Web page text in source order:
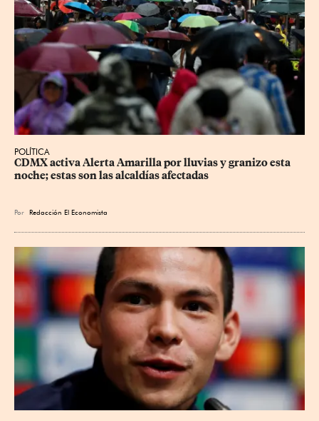
POLÍTICA
CDMX activa Alerta Amarilla por lluvias y granizo esta
noche; estas son las alcaldías afectadas
Por Redacción El Economista